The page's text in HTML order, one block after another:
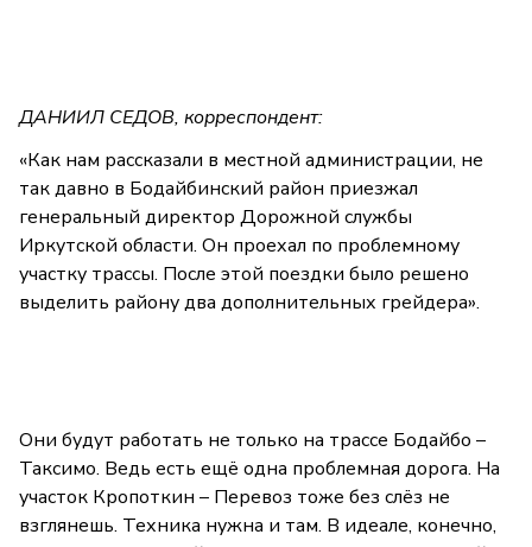
ДАНИИЛ СЕДОВ, корреспондент:
«Как нам рассказали в местной администрации, не
так давно в Бодайбинский район приезжал
генеральный директор Дорожной службы
Иркутской области. Он проехал по проблемному
участку трассы. После этой поездки было решено
выделить району два дополнительных грейдера».
Они будут работать не только на трассе Бодайбо –
Таксимо. Ведь есть ещё одна проблемная дорога. На
участок Кропоткин – Перевоз тоже без слёз не
взглянешь. Техника нужна и там. В идеале, конечно,